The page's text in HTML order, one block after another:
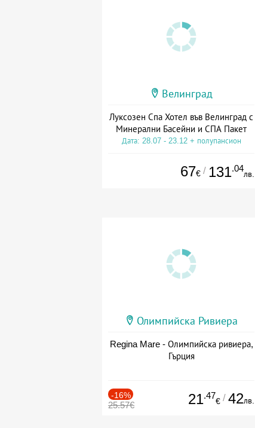
Велинград
Луксозен Спа Хотел във Велинград с
Минерални Басейни и СПА Пакет
Дата: 28.07 - 23.12 + полупансион
67€ / 131.04
лв.
Олимпийска Ривиера
Regina Mare - Олимпийска ривиера,
Гърция
-16%
25.57€ 21.47
€ / 42лв.